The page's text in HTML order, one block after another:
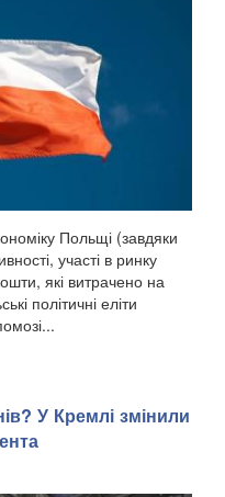
Польщі (завдяки
участі в ринку
які витрачено на
політичні еліти
У Кремлі змінили